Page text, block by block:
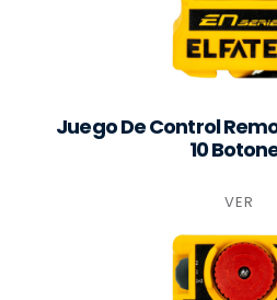
Juego De Control
10
VER